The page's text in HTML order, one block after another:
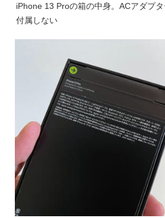
iPhone 13 Proの箱の中身。ACアダプ
付属しない